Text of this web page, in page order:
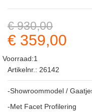
€ 930,00
€ 359,00
Voorraad:1
Artikelnr.: 26142
-Showroommodel /
-Met Facet Profilering